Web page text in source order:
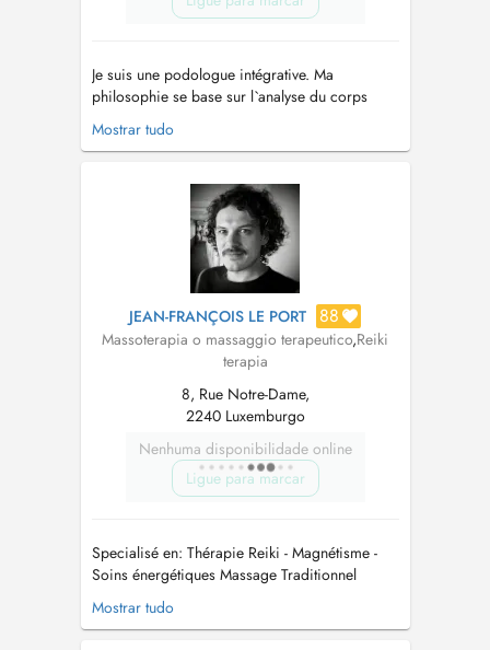
Je suis une podologue intégrative. Ma
philosophie se base sur l`analyse du corps
dans son entièreté. Je ne me limite pas à
observer le pied comme un paramètre isolé,
neuro-modulateur. Je poursuis aussi une
approche des techniques holistiques, massage
Mostrar tudo
JEAN-FRANÇOIS LE PORT 88
Massoterapia o massaggio terapeutico,Reiki
terapia
8, Rue Notre-Dame,
2240 Luxemburgo
Nenhuma disponibilidade online
Ligue para marcar
Specialisé en: Thérapie Reiki - Magnétisme -
Soins énergétiques Massage Traditionnel
Chinois - Tui Na An Mo Je vous reçois dans un
cabinet de soins énergétiques situé au cœur de
Mostrar tudo